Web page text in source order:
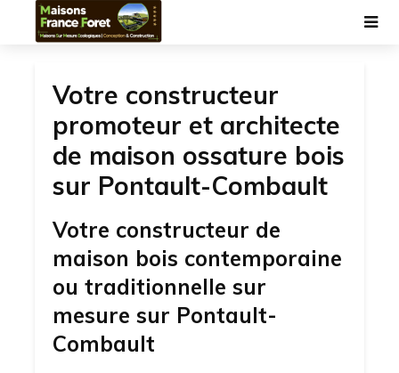
Votre constructeur
promoteur et architecte
de maison ossature bois
sur Pontault-Combault
Votre constructeur de
maison bois contemporaine
ou traditionnelle sur
mesure sur Pontault-
Combault